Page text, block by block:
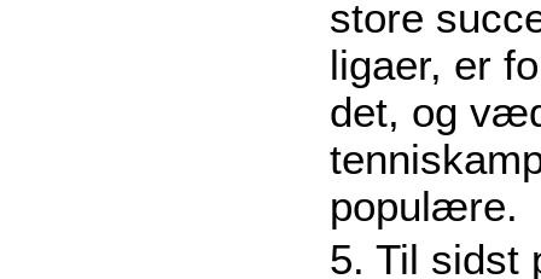
store
ligaer, er
det, og
populære.
5. Til sidst